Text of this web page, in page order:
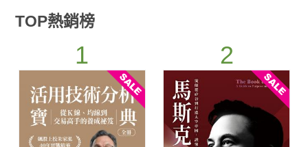
TOP熱銷榜
1 2